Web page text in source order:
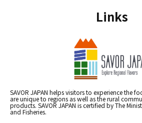
Links
SAVOR JAPAN helps visitors to experience the
are unique to regions as well as the rural
products. SAVOR JAPAN is certified by The
and Fisheries.